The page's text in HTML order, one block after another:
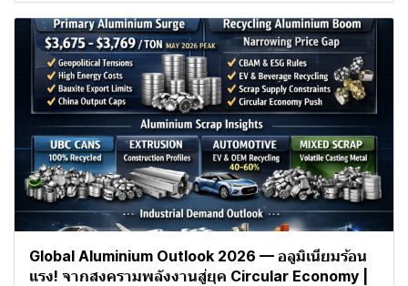
Global Aluminium Outlook 2026 — อลูมิเนียมร้อน
แรง! จากสงครามพลังงานสู่ยุค Circular Economy |